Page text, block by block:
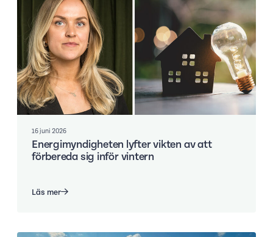
16 juni 2026
Energimyndigheten lyfter vikten av att
förbereda sig inför vintern
Läs mer